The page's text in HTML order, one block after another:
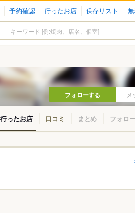
予約確認 行ったお店 保存リスト
フォローする メ
行ったお店 口コミ まとめ フォロ